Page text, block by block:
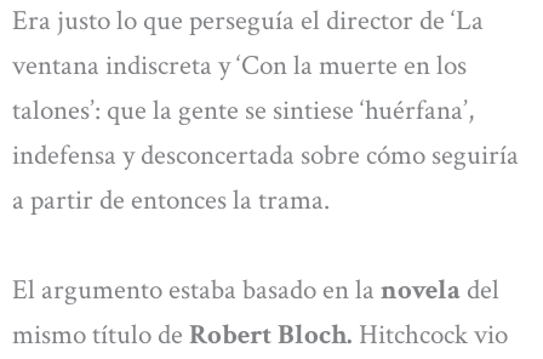
Era justo lo que perseguía el director de ‘La
ventana indiscreta y ‘Con la muerte en los
talones’: que la gente se sintiese ‘huérfana’,
indefensa y desconcertada sobre cómo seguiría
a partir de entonces la trama.
El argumento estaba basado en la novela del
mismo título de Robert Bloch. Hitchcock vio